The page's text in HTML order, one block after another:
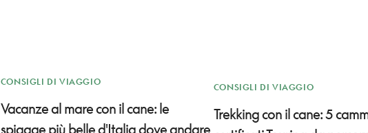
CONSIGLI DI VIAGGIO
Vacanze al mare con il cane: le
spiagge più belle d'Italia dove andare
CONSIGLI DI VIAGGIO
Trekking con il cane: 5